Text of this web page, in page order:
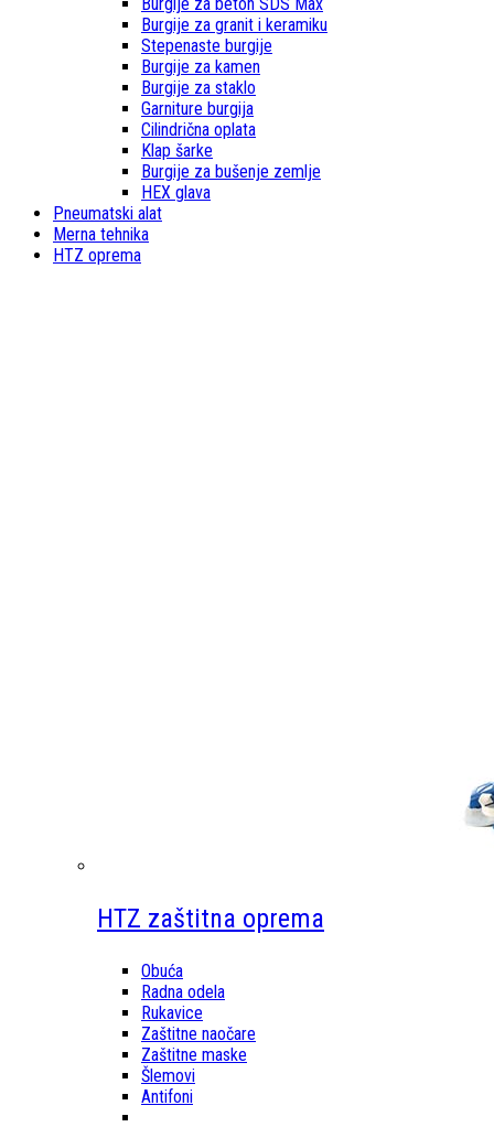
Burgije za granit i keramiku
Stepenaste burgije
Burgije za kamen
Burgije za staklo
Garniture burgija
Cilindrična oplata
Klap šarke
Burgije za bušenje zemlje
HEX glava
Pneumatski alat
Merna tehnika
HTZ oprema
HTZ zaštitna oprema
Obuća
Radna odela
Rukavice
Zaštitne naočare
Zaštitne maske
Šlemovi
Antifoni